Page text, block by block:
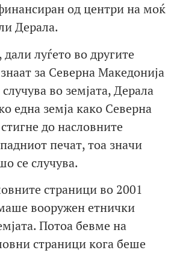
од центри на моќ
Дерала.
луѓето во другите
за Северна Македонија
во земјата, Дерала
една земја како Северна
до насловните
печат, тоа значи
се случува.
страници во 2001
вооружен етнички
Потоа бевме на
страници кога беше